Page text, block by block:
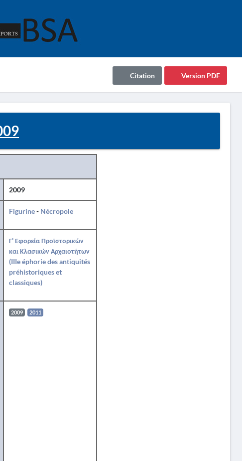
Version PDF
Citation
2009
Figurine- Nécropole
Γ' Εφορεία Προϊστορικών
και Κλασικών Αρχαιοτήτων
(IIIe éphorie des antiquités
préhistoriques et
classiques)
2009 2011